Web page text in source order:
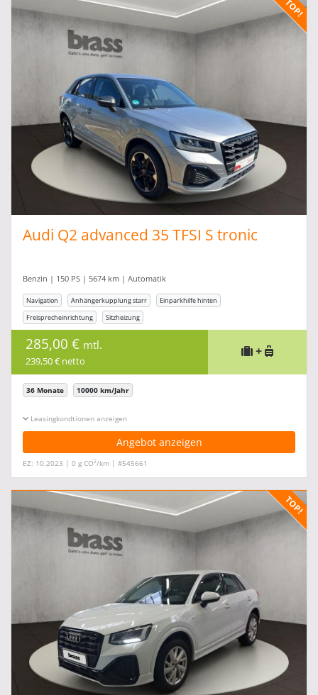
Audi Q2 advanced 35 TFSI S tronic
Benzin | 150 PS | 5674 km | Automatik
Navigation Anhängerkupplung starr
Einparkhilfe hinten
Freisprecheinrichtung
Sitzheizung
285,00 € mtl.
239,50 € netto
+
36 Monate 10000 km/Jahr
Leasingkonditionen ein-/ausblenden
Angebot anzeigen
EZ: 10.2023 | 0 g CO2/km | #545661